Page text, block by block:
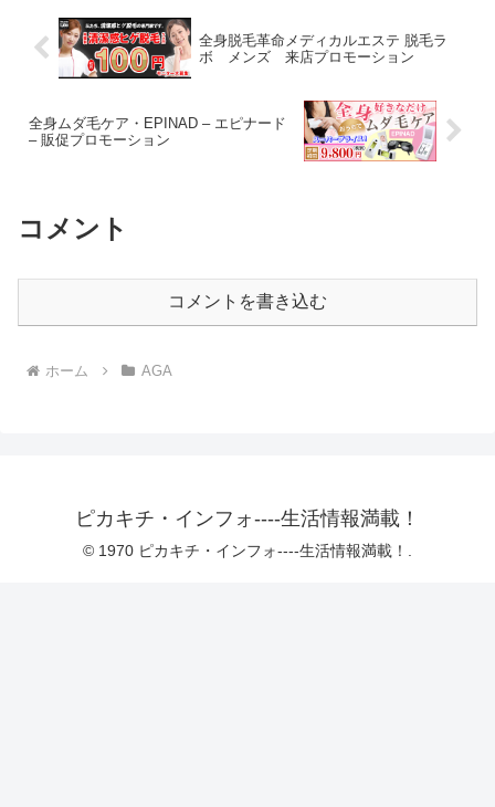
全身脱毛革命メディカルエステ 脱毛ラ
ボ メンズ 来店プロモーション
全身ムダ毛ケア・EPINAD – エピナード
– 販促プロモーション
コメント
コメントを書き込む
ホーム AGA
ピカキチ・インフォ----生活情報満載！
© 1970 ピカキチ・インフォ----生活情報満載！.